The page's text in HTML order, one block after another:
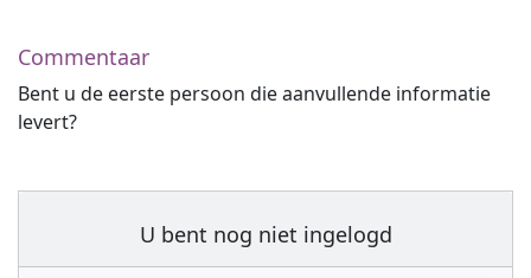
Commentaar
Bent u de eerste persoon die aanvullende informatie
levert?
U bent nog niet ingelogd